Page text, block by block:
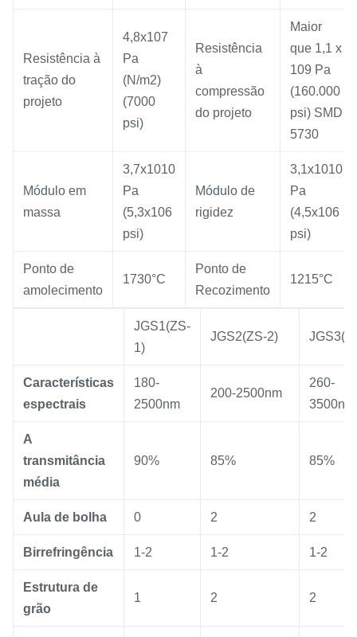
Resistência à
tração do
projeto
4,8x107
Pa
(N/m2)
(7000
psi)
Resistência
à
compressão
do projeto
Maior
que 1,1 x
109 Pa
(160.000
psi) SMD
5730
Módulo em
massa
3,7x1010
Pa
(5,3x106
psi)
Módulo de
rigidez
3,1x1010
Pa
(4,5x106
psi)
Ponto de
amolecimento
1730°C
Ponto de
Recozimento
1215°C
JGS1(ZS-
1)
JGS2(ZS-2)
Características
espectrais
180-
2500nm
200-2500nm
260-
3500nm
A
transmitância
média
90% 85% 85%
Aula de bolha 0 2 2
Birrefringência 1-2 1-2 1-2
Estrutura de
grão
1 2 2